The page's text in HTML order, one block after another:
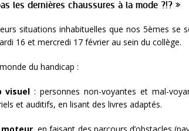
les dernières chaussures à la mode ?!? »
situations inhabituelles que nos 5èmes se
16 et mercredi 17 février au sein du collège.
du handicap :
visuel : personnes non-voyantes et mal-
et auditifs, en lisant des livres adaptés.
moteur, en faisant des parcours d’obstacles